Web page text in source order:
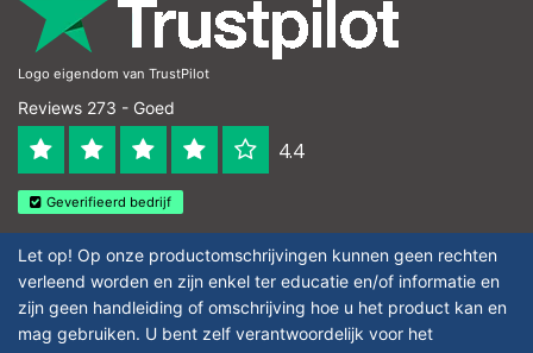
Logo eigendom van TrustPilot
Reviews 273 - Goed
4.4
Geverifieerd bedrijf
Let op! Op onze productomschrijvingen kunnen geen rechten
verleend worden en zijn enkel ter educatie en/of informatie en
zijn geen handleiding of omschrijving hoe u het product kan en
mag gebruiken. U bent zelf verantwoordelijk voor het